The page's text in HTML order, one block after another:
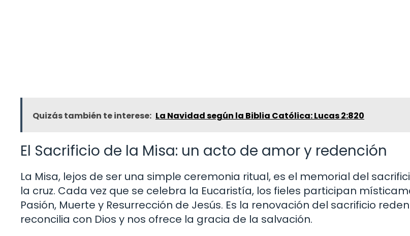
Quizás también te interese: La Navidad según la Biblia Católica: Lucas 2:820
El Sacrificio de la Misa: un acto de amor y redención
La Misa, lejos de ser una simple ceremonia ritual, es el memorial del
la cruz. Cada vez que se celebra la Eucaristía, los fieles participan
Pasión, Muerte y Resurrección de Jesús. Es la renovación del sacrificio
reconcilia con Dios y nos ofrece la gracia de la salvación.